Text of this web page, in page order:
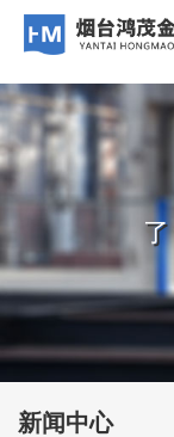
新闻中心